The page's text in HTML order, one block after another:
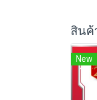
สินค้
New